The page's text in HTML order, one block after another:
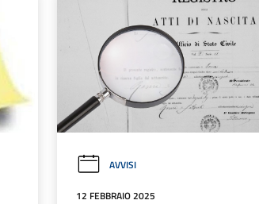
AVVISI
12 FEBBRAIO 2025